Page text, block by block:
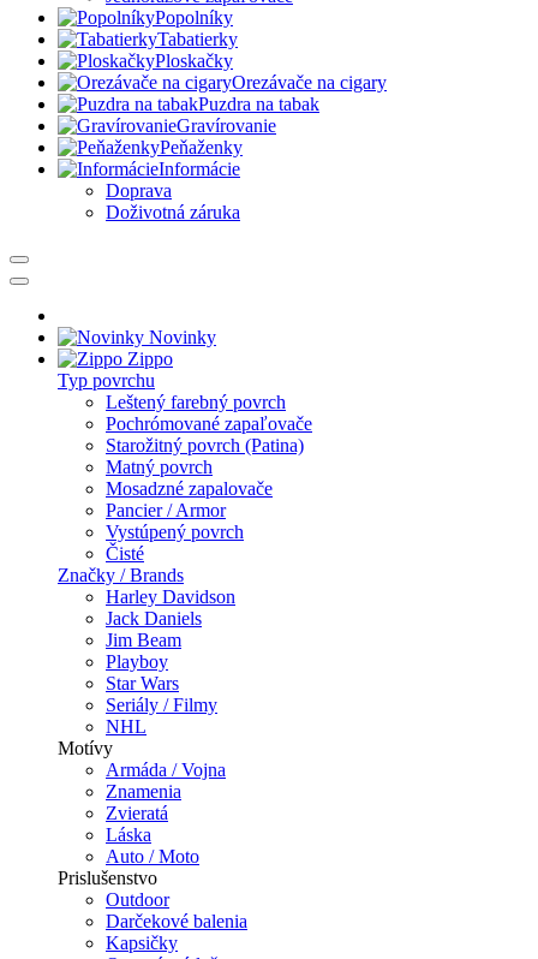
Popolníky
Tabatierky
Ploskačky
Orezávače na cigary
Puzdra na tabak
Gravírovanie
Peňaženky
Informácie
Doprava
Doživotná záruka
Novinky
Zippo
Typ povrchu
Leštený farebný povrch
Pochrómované zapaľovače
Starožitný povrch (Patina)
Matný povrch
Mosadzné zapalovače
Pancier / Armor
Vystúpený povrch
Čisté
Značky / Brands
Harley Davidson
Jack Daniels
Jim Beam
Playboy
Star Wars
Seriály / Filmy
NHL
Motívy
Armáda / Vojna
Znamenia
Zvieratá
Láska
Auto / Moto
Prislušenstvo
Outdoor
Darčekové balenia
Kapsičky